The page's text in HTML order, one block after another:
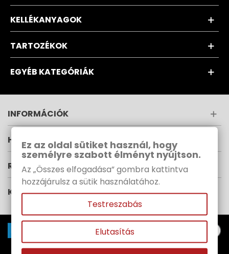
KELLÉKANYAGOK
TARTOZÉKOK
EGYÉB KATEGÓRIÁK
INFORMÁCIÓK
HÍRLEVÉL
RUPES MAGYARORSZÁG
KÖVESS MINKET
Ez az oldal sütiket használ, hogy
személyre szabott élményt nyújtson.
Az „Összes elfogadása” gombra kattintva
hozzájárulsz a sütik használatához.
Testreszabás
Elutasítás